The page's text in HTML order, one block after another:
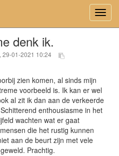
denk ik.
29-01-2021 10:24
zien komen, al sinds mijn
voorbeeld is. Ik kan er wel
al zit ik dan aan de verkeerde
enthousiasme in het
wachten wat er gaat
die het rustig kunnen
aan de beurt zijn met vele
Prachtig.